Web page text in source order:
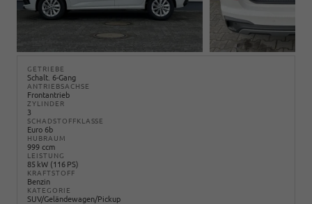
GETRIEBE
Schalt. 6-Gang
ANTRIEBSACHSE
Frontantrieb
ZYLINDER
3
SCHADSTOFFKLASSE
Euro 6b
HUBRAUM
999 ccm
LEISTUNG
85 kW (116 PS)
KRAFTSTOFF
Benzin
KATEGORIE
SUV/Geländewagen/Pickup